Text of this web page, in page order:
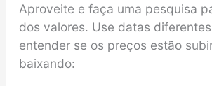
Aproveite e faça uma pesquisa
dos valores. Use datas
entender se os preços estão
baixando: